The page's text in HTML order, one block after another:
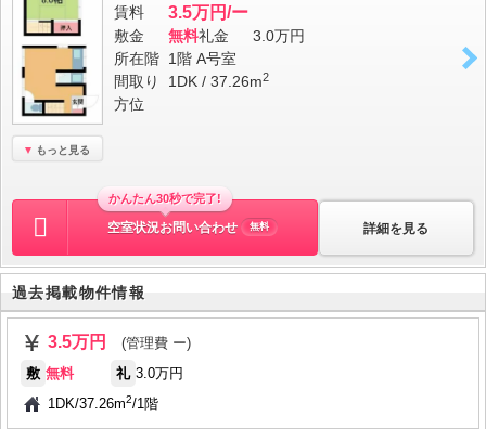
もっと見る
賃料 3.5万円/ー
敷金 無料礼金
3.0万円
所在階 1階 A号室
間取り
1DK / 37.26m2
方位
詳細を見る
かんたん30秒で完了!
空室状況お問い合わせ 無料
過去掲載物件情報
3.5万円
(管理費 ー)
敷 無料 礼 3.0万円
1DK/37.26m2/1階